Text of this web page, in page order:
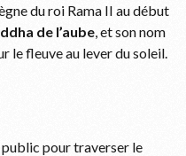
du roi Rama II au début
de l’aube, et son nom
le fleuve au lever du soleil.
pour traverser le